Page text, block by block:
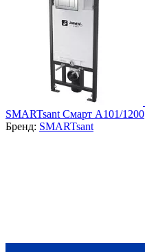
SMARTsant Смарт A101/1200
Бренд: SMARTsant